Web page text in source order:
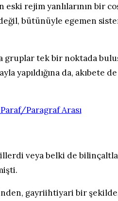
eski rejim yanlılarının bir
bütünüyle egemen
gruplar tek bir noktada
yapıldığına da, akıbete de
veya belki de
gayriihtiyari bir şekilde,